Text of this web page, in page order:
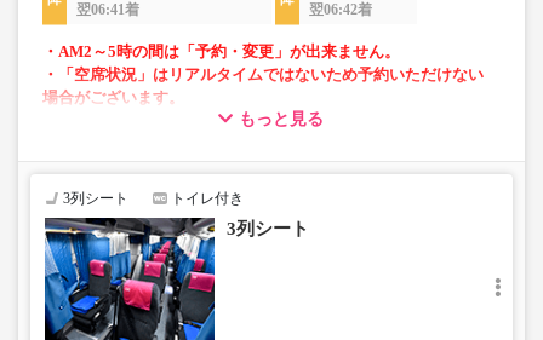
翌06:41着
翌06:42着
・AM2～5時の間は「予約・変更」が出来ません。
・「空席状況」はリアルタイムではないため予約いただけない
場合がございます。
・3列シートで快適
・車内トイレ付きで長時間の移動でも安心※車両により異
・車内フリーWi-Fiあり
・車内は常時換気し、清掃・除菌を徹底。
・コンセント付き※異なる設備の車両で運行する場合があ
ります。
・ブランケットについては、現在貸し出しサービスを停止
もっと見る
3列シート トイレ付き
3列シート